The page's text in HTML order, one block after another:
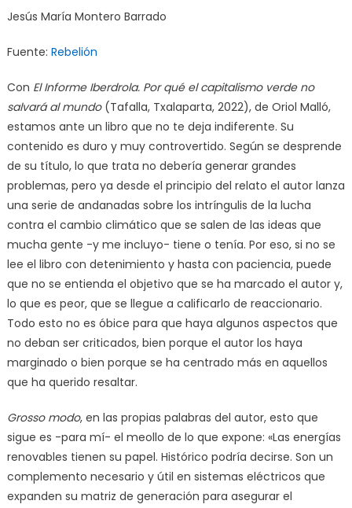
Jesús María Montero Barrado
Fuente: Rebelión
Con El Informe Iberdrola. Por qué el capitalismo verde no
salvará al mundo(Tafalla, Txalaparta, 2022), de Oriol Malló,
estamos ante un libro que no te deja indiferente. Su
contenido es duro y muy controvertido. Según se desprende
de su título, lo que trata no debería generar grandes
problemas, pero ya desde el principio del relato el autor lanza
una serie de andanadas sobre los intríngulis de la lucha
contra el cambio climático que se salen de las ideas que
mucha gente -y me incluyo- tiene o tenía. Por eso, si no se
lee el libro con detenimiento y hasta con paciencia, puede
que no se entienda el objetivo que se ha marcado el autor y,
lo que es peor, que se llegue a calificarlo de reaccionario.
Todo esto no es óbice para que haya algunos aspectos que
no deban ser criticados, bien porque el autor los haya
marginado o bien porque se ha centrado más en aquellos
que ha querido resaltar.
Grosso modo, en las propias palabras del autor, esto que
sigue es -para mí- el meollo de lo que expone: «Las energías
renovables tienen su papel. Histórico podría decirse. Son un
complemento necesario y útil en sistemas eléctricos que
expanden su matriz de generación para asegurar el